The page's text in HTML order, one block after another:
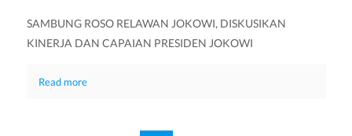
SAMBUNG ROSO RELAWAN JOKOWI, DISKUSIKAN
KINERJA DAN CAPAIAN PRESIDEN JOKOWI
Read more